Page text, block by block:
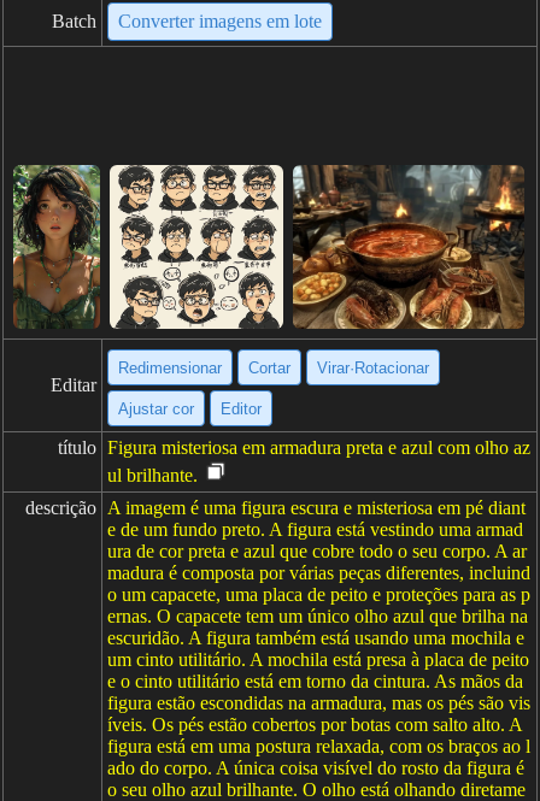
Batch Converter imagens em lote
Editar
Redimensionar Cortar Virar·Rotacionar
Ajustar cor Editor
título Figura misteriosa em armadura preta e azul com olho az
ul brilhante.
descrição A imagem é uma figura escura e misteriosa em pé diant
e de um fundo preto. A figura está vestindo uma armad
ura de cor preta e azul que cobre todo o seu corpo. A ar
madura é composta por várias peças diferentes, incluind
o um capacete, uma placa de peito e proteções para as p
ernas. O capacete tem um único olho azul que brilha na
escuridão. A figura também está usando uma mochila e
um cinto utilitário. A mochila está presa à placa de peito
e o cinto utilitário está em torno da cintura. As mãos da
figura estão escondidas na armadura, mas os pés são vis
íveis. Os pés estão cobertos por botas com salto alto. A
figura está em uma postura relaxada, com os braços ao l
ado do corpo. A única coisa visível do rosto da figura é
o seu olho azul brilhante. O olho está olhando diretame